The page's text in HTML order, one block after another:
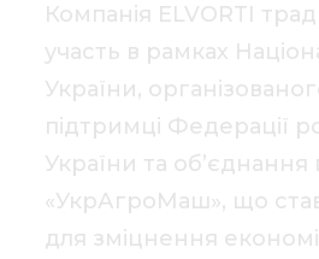
Компанія ELVORTI
участь в рамках
України,
підтримці Федерації
України та об’єднання
«УкрАгроМаш», що
для зміцнення